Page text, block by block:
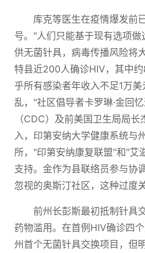
库克等医生在疫情爆发前
号。"人们只能基于现有选项
供无菌针具，病毒传播风险将
特县近200人确诊HIV，其中
乎所有感染者年收入不足1万
乱，"社区倡导者卡罗琳·金回
（CDC）及前美国卫生局局
入，印第安纳大学健康系统与
所，"印第安纳康复联盟"和"艾
支持。金作为县联络员参与协
忽视的奥斯汀社区，这种过度
前州长彭斯最初抵制针具
药物滥用。在首例HIV确诊四
州首个无菌针具交换项目，但